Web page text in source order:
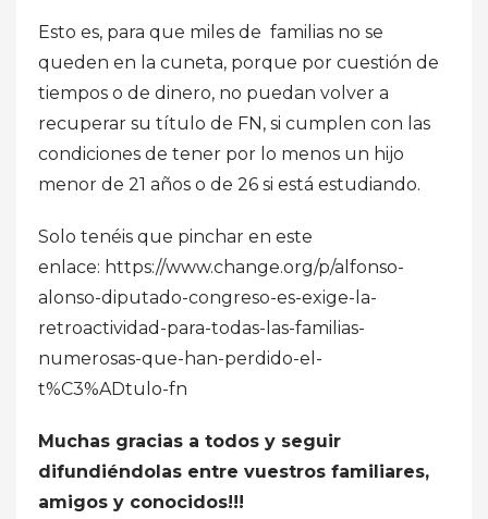
Esto es, para que miles de familias no se
queden en la cuneta, porque por cuestión de
tiempos o de dinero, no puedan volver a
recuperar su título de FN, si cumplen con las
condiciones de tener por lo menos un hijo
menor de 21 años o de 26 si está estudiando.
Solo tenéis que pinchar en este
enlace: https://www.change.org/p/alfonso-
alonso-diputado-congreso-es-exige-la-
retroactividad-para-todas-las-familias-
numerosas-que-han-perdido-el-
t%C3%ADtulo-fn
Muchas gracias a todos y seguir
difundiéndolas entre vuestros familiares,
amigos y conocidos!!!